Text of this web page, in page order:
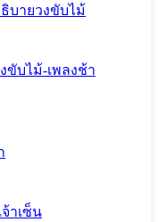
บายวงขับไม้
ขับไม้-เพลงช้า
าเซ็น